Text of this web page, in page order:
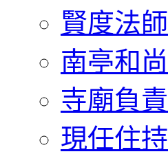
賢度法
南亭和
寺廟負
現任住持